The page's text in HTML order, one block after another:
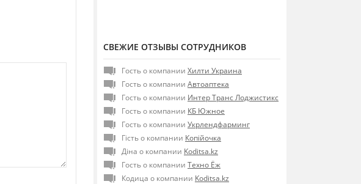
СВЕЖИЕ ОТЗЫВЫ СОТРУДНИКОВ
Гость о компании Хилти Украина
Гость о компании Автоаптека
Гость о компании Интер Транс Лоджистикс
Гость о компании КБ Южное
Гость о компании Укрлендфарминг
Гість о компании Копійочка
Діна о компании Koditsa.kz
Гость о компании Техно Ёж
Кодица о компании Koditsa.kz